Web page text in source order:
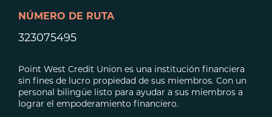
NÚMERO DE RUTA
323075495
Point West Credit Union es una institución financiera
sin fines de lucro propiedad de sus miembros. Con un
personal bilingüe listo para ayudar a sus miembros a
lograr el empoderamiento financiero.